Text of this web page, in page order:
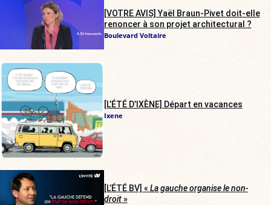
[VOTRE AVIS] Yaël Braun-Pivet doit-elle
renoncer à son projet architectural ?
Boulevard Voltaire
[L’ÉTÉ D’IXÈNE] Départ en vacances
Ixene
[L’ÉTÉ BV] « La gauche organise le non-
droit»